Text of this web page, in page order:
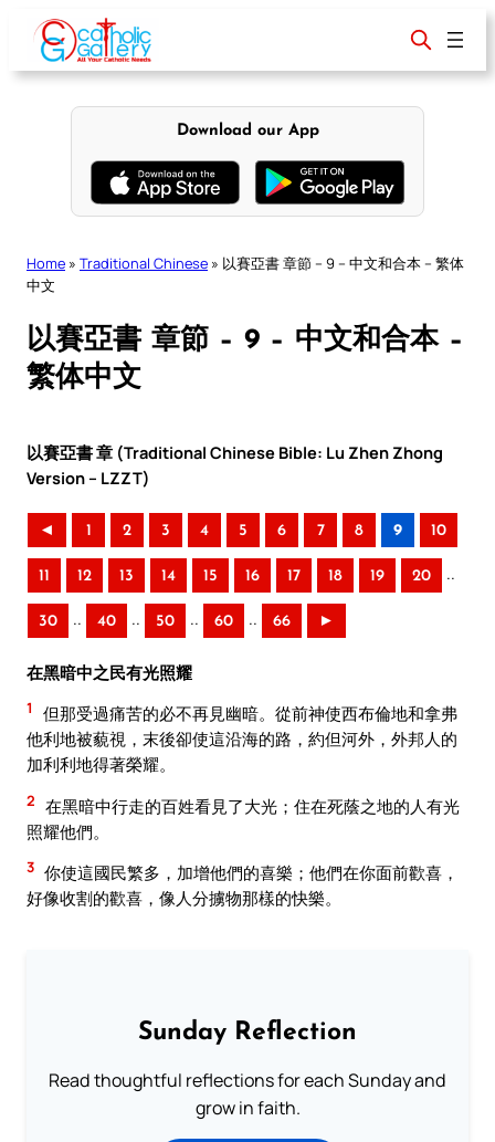
content
Download our App
Home » Traditional Chinese » 以賽亞書 章節 – 9 – 中文和合本 – 繁体
中文
以賽亞書 章節 – 9 – 中文和合本 –
繁体中文
以賽亞書 章 (Traditional Chinese Bible: Lu Zhen Zhong
Version – LZZT)
◄ 1 2 3 4 5 6 7 8 9 10
11 12 13 14 15 16 17 18 19 20 ..
30 .. 40 .. 50 .. 60 .. 66 ►
在黑暗中之民有光照耀
1
但那受過痛苦的必不再見幽暗。從前神使西布倫地和拿弗
他利地被藐視，末後卻使這沿海的路，約但河外，外邦人的
加利利地得著榮耀。
2 在黑暗中行走的百姓看見了大光；住在死蔭之地的人有光
照耀他們。
3 你使這國民繁多，加增他們的喜樂；他們在你面前歡喜，
好像收割的歡喜，像人分擄物那樣的快樂。
Sunday Reflection
Read thoughtful reflections for each Sunday and
grow in faith.